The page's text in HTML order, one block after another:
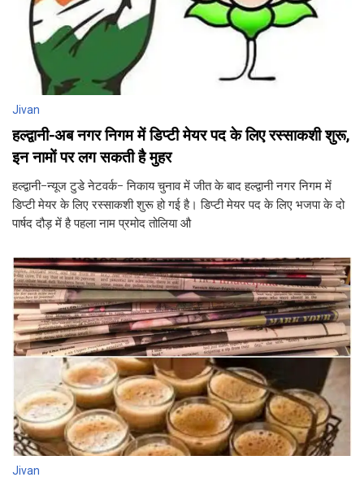
Jivan
हल्द्वानी-अब नगर निगम में डिप्टी मेयर पद के लिए रस्साकशी शुरू,
इन नामों पर लग सकती है मुहर
हल्द्वानी-न्यूज टुडे नेटवर्क- निकाय चुनाव में जीत के बाद हल्द्वानी नगर निगम में
डिप्टी मेयर के लिए रस्साकशी शुरू हो गई है। डिप्टी मेयर पद के लिए भजपा के दो
पार्षद दौड़ में है पहला नाम प्रमोद तोलिया औ
Jivan